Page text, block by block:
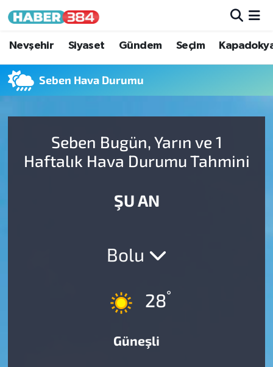
Nevşehir Siyaset Gündem Seçim
Seben Hava Durumu
Seben Bugün, Yarın ve 1
Haftalık Hava Durumu Tahmini
ŞU AN
Bolu
28°
Güneşli
Nöbetçi Eczaneler
Hava Durumu
Süper Lig Puan Durumu ve Fikstür
Tüm Manşetler
Son Dakika Haberleri